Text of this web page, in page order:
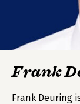
Frank
Frank Deuring